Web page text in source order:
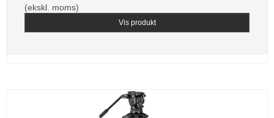
(ekskl. moms)
Vis produkt